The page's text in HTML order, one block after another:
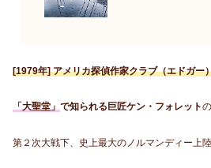
[1979年] アメリカ探偵作家クラブ（エドガー
「大聖堂」 で知られる巨匠ケン・フォレット
第２次大戦下、史上最大のノルマンディー上